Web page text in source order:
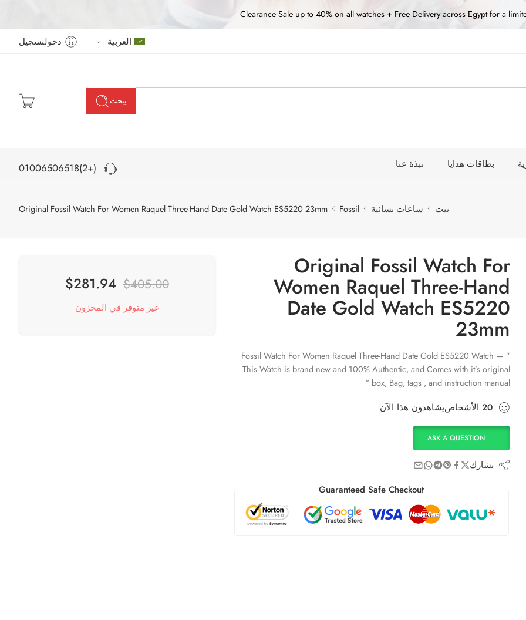
Clearance Sale up to 40% on all watches + Free Delivery across Egypt for a
العربية دخولتسجيل
يبحث
بطاقات هدايا نبذة عنا (+2)01006506518
بيت ساعات نسائية Fossil
Original Fossil Watch For Women Raquel Three-Hand Date Gold Watch ES5220 23mm
Original Fossil Watch For
Women Raquel Three-Hand
Date Gold Watch ES5220
23mm
Fossil Watch For Women Raquel Three-Hand Date Gold ES5220 Watch — ”
This Watch is brand new and 100% Authentic, and Comes with it’s original
box, Bag, tags , and instruction manual “
20 الأشخاصيشاهدون هذا الآن
ASK A QUESTION
يشارك
Guaranteed Safe Checkout
$405.00
$281.94
غير متوفر في المخزون